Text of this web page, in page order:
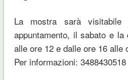
La mostra sarà
appuntamento, il sabato e
alle ore 12 e dalle ore 16 alle
Per informazioni: 3488430518